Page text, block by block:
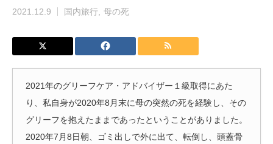
2021.12.9 国内旅行 母の死
2021年のグリーフケア・アドバイザー１級取得にあた
り、私自身が2020年8月末に母の突然の死を経験し、その
グリーフを抱えたままであったということがありました。
2020年7月8日朝、ゴミ出しで外に出て、転倒し、頭蓋骨